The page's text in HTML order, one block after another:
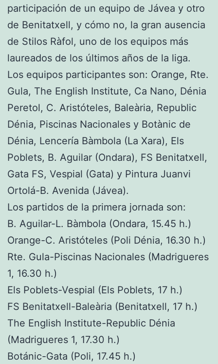
participación de un equipo de Jávea y otro
de Benitatxell, y cómo no, la gran ausencia
de Stilos Ràfol, uno de los equipos más
laureados de los últimos años de la liga.
Los equipos participantes son: Orange, Rte.
Gula, The English Institute, Ca Nano, Dénia
Peretol, C. Aristóteles, Baleària, Republic
Dénia, Piscinas Nacionales y Botànic de
Dénia, Lencería Bàmbola (La Xara), Els
Poblets, B. Aguilar (Ondara), FS Benitatxell,
Gata FS, Vespial (Gata) y Pintura Juanvi
Ortolá-B. Avenida (Jávea).
Los partidos de la primera jornada son:
B. Aguilar-L. Bàmbola (Ondara, 15.45 h.)
Orange-C. Aristóteles (Poli Dénia, 16.30 h.)
Rte. Gula-Piscinas Nacionales (Madrigueres
1, 16.30 h.)
Els Poblets-Vespial (Els Poblets, 17 h.)
FS Benitatxell-Baleària (Benitatxell, 17 h.)
The English Institute-Republic Dénia
(Madrigueres 1, 17.30 h.)
Botánic-Gata (Poli, 17.45 h.)